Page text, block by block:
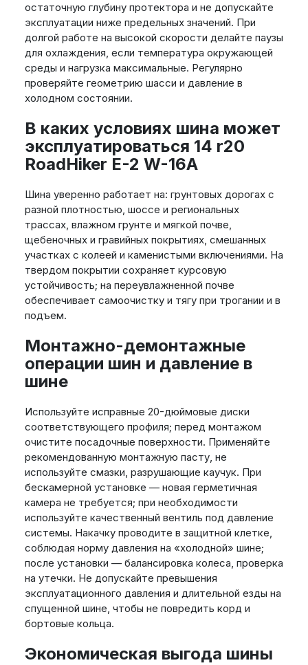
остаточную глубину протектора и не допускайте
эксплуатации ниже предельных значений. При
долгой работе на высокой скорости делайте паузы
для охлаждения, если температура окружающей
среды и нагрузка максимальные. Регулярно
проверяйте геометрию шасси и давление в
холодном состоянии.
В каких условиях шина может
эксплуатироваться 14 r20
RoadHiker E-2 W-16A
Шина уверенно работает на: грунтовых дорогах с
разной плотностью, шоссе и региональных
трассах, влажном грунте и мягкой почве,
щебеночных и гравийных покрытиях, смешанных
участках с колеей и каменистыми включениями. На
твердом покрытии сохраняет курсовую
устойчивость; на переувлажненной почве
обеспечивает самоочистку и тягу при трогании и в
подъем.
Монтажно-демонтажные
операции шин и давление в
шине
Используйте исправные 20-дюймовые диски
соответствующего профиля; перед монтажом
очистите посадочные поверхности. Применяйте
рекомендованную монтажную пасту, не
используйте смазки, разрушающие каучук. При
бескамерной установке — новая герметичная
камера не требуется; при необходимости
используйте качественный вентиль под давление
системы. Накачку проводите в защитной клетке,
соблюдая норму давления на «холодной» шине;
после установки — балансировка колеса, проверка
на утечки. Не допускайте превышения
эксплуатационного давления и длительной езды на
спущенной шине, чтобы не повредить корд и
бортовые кольца.
Экономическая выгода шины